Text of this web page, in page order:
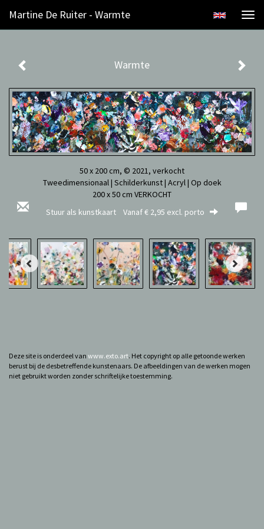
Martine De Ruiter - Warmte
Warmte
50 x 200 cm, © 2021, verkocht
Tweedimensionaal | Schilderkunst | Acryl | Op doek
200 x 50 cm VERKOCHT
Stuur als kunstkaart Vanaf € 2,95 excl. porto
Deze site is onderdeel van www.exto.art. Het copyright op alle getoonde werken
berust bij de desbetreffende kunstenaars. De afbeeldingen van de werken mogen
niet gebruikt worden zonder schriftelijke toestemming.